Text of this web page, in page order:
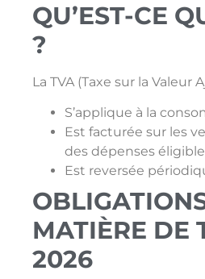
QU’EST-CE
?
La TVA (Taxe sur la Valeur
S’applique à la
Est facturée sur les
des dépenses
Est reversée
MATIÈRE DE
2026